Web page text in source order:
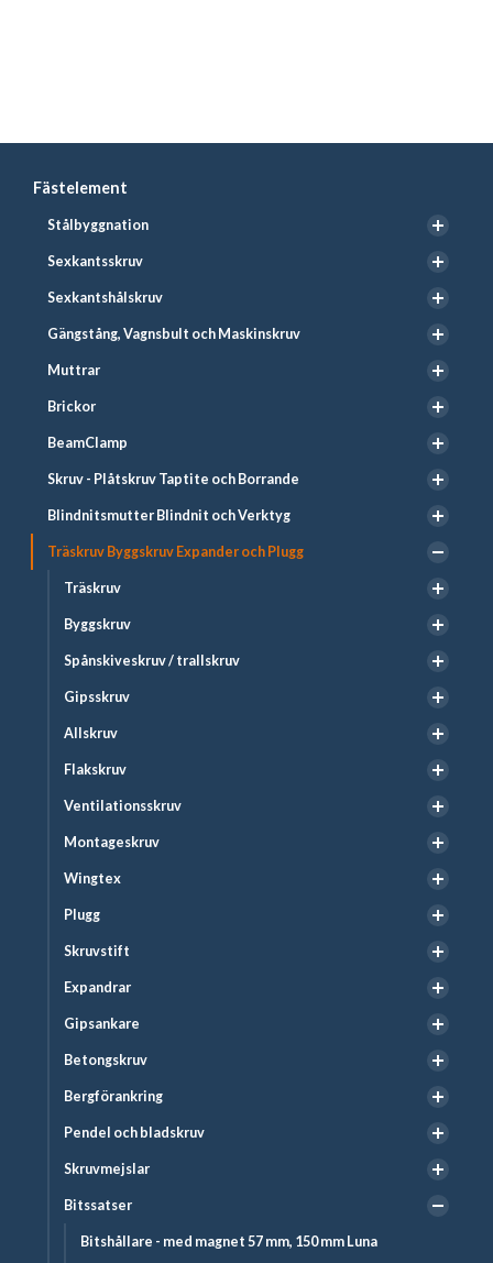
Fästelement
Stålbyggnation
Sexkantsskruv
Sexkantshålskruv
Gängstång, Vagnsbult och Maskinskruv
Muttrar
Brickor
BeamClamp
Skruv - Plåtskruv Taptite och Borrande
Blindnitsmutter Blindnit och Verktyg
Träskruv Byggskruv Expander och Plugg
Träskruv
Byggskruv
Spånskiveskruv / trallskruv
Gipsskruv
Allskruv
Flakskruv
Ventilationsskruv
Montageskruv
Wingtex
Plugg
Skruvstift
Expandrar
Gipsankare
Betongskruv
Bergförankring
Pendel och bladskruv
Skruvmejslar
Bitssatser
Bitshållare - med magnet 57 mm, 150 mm Luna